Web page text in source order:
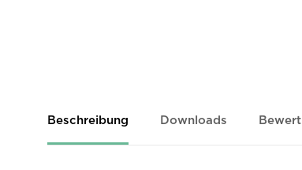
Beschreibung Downloads